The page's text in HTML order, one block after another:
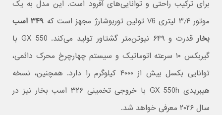
برای ترکیب راحتی و توانایی‌های آفرود است. این مدل به یک
موتور ۳٫۴ لیتری V6 توئین توربوشارژ مجهز است که
۳۴۹ اسب
بخار
قدرت و ۶۴۹ نیوتن‌متر گشتاور تولید می‌کند. GX 550 با
گیربکس ۱۰ سرعته اتوماتیک و سیستم چهارچرخ محرک دائمی،
توانایی بکسل بیش از ۴۰۰۰ کیلوگرم را دارد. همچنین، نسخه
هیبریدی GX 550h با خروجی تخمینی ۳۲۶ اسب بخار نیز در
سال ۲۰۲۶ معرفی خواهد شد.